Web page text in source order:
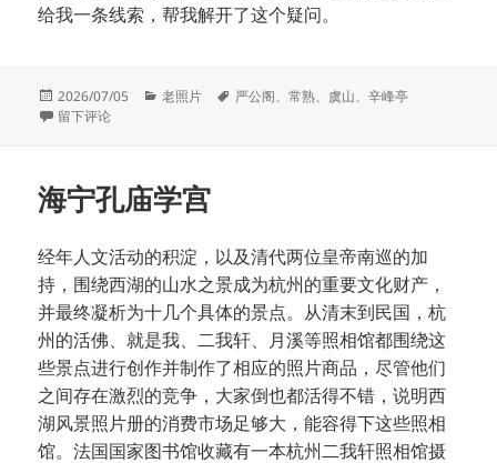
给我一条线索，帮我解开了这个疑问。
发
布
2026/07/05
分
老照片
标
严公阁、常熟、 虞山、辛峰亭
于常熟虞山
留下评论
海宁孔庙学宫
经年人文活动的积淀，以及清代两位皇帝南巡的加
持，围绕西湖的山水之景成为杭州的重要文化财产，
并最终凝析为十几个具体的景点。从清末到民国，杭
州的活佛、就是我、二我轩、月溪等照相馆都围绕这
些景点进行创作并制作了相应的照片商品，尽管他们
之间存在激烈的竞争，大家倒也都活得不错，说明西
湖风景照片册的消费市场足够大，能容得下这些照相
馆。法国国家图书馆收藏有一本杭州二我轩照相馆摄